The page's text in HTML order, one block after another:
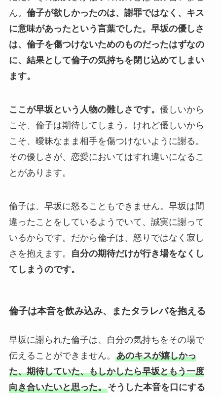
ん。 倫子が欲しかったのは、謝罪ではなく、キス
に意味があったという言葉でした。 早坂の優しさ
は、倫子を傷つけないためのものだったはずなの
に、結果として倫子の気持ちを閉じ込めてしまい
ます。
ここが早坂という人物の難しさです。 優しいから
こそ、倫子は期待してしまう。けれど優しいから
こそ、曖昧なまま相手を傷つけないように謝る。
その優しさが、恋愛においてはすれ違いになるこ
とがあります。
倫子は、早坂に怒ることもできません。早坂は間
違ったことをしているようでいて、誠実に謝って
いるからです。だから倫子は、怒りではなく寂し
さを抱えます。
自分の期待だけが行き場をなくし
てしまうのです。
倫子は本音を飲み込み、またタラレバを抱える
早坂に謝られた倫子は、自分の気持ちをその場で
伝えることができません。 あのキスが嬉しかっ
た、期待していた、もしかしたら早坂ともう一度
向き合いたいと思った。そうした本音を口にする